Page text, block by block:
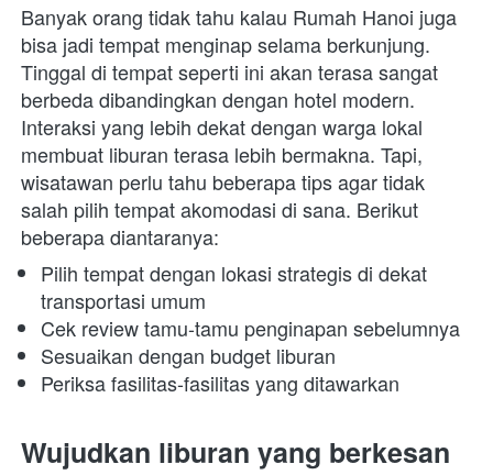
Banyak orang tidak tahu kalau Rumah Hanoi juga
bisa jadi tempat menginap selama berkunjung.
Tinggal di tempat seperti ini akan terasa sangat
berbeda dibandingkan dengan hotel modern.
Interaksi yang lebih dekat dengan warga lokal
membuat liburan terasa lebih bermakna. Tapi,
wisatawan perlu tahu beberapa tips agar tidak
salah pilih tempat akomodasi di sana. Berikut
beberapa diantaranya:
Pilih tempat dengan lokasi strategis di dekat
transportasi umum
Cek review tamu-tamu penginapan sebelumnya
Sesuaikan dengan budget liburan
Periksa fasilitas-fasilitas yang ditawarkan
Wujudkan liburan yang berkesan